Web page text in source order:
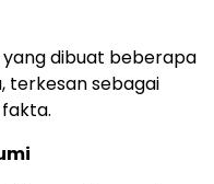
yang dibuat beberapa
terkesan sebagai